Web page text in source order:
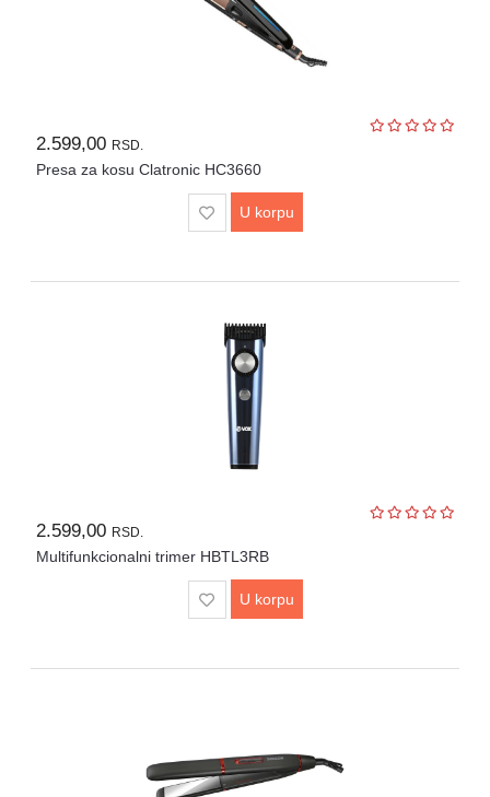
2.599,00 RSD.
Presa za kosu Clatronic HC3660
U korpu
2.599,00 RSD.
Multifunkcionalni trimer HBTL3RB
U korpu